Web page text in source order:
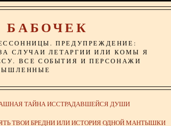
БАБОЧЕК
ПРЕДУПРЕЖДЕНИЕ:
СЛУЧАИ ЛЕТАРГИИ ИЛИ КОМЫ Я
ВСЕ СОБЫТИЯ И ПЕРСОНАЖИ
ТАЙНА ИССТРАДАВШЕЙСЯ ДУШИ
ТВОИ БРЕДНИ ИЛИ ИСТОРИЯ ОДНОЙ МАНТЫШКИ